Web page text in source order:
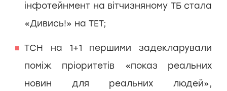
інфотейнмент на вітчизняному ТБ стала
«Дивись!» на ТЕТ;
ТСН на 1+1 першими задекларували
поміж пріоритетів «показ реальних
новин для реальних людей»,